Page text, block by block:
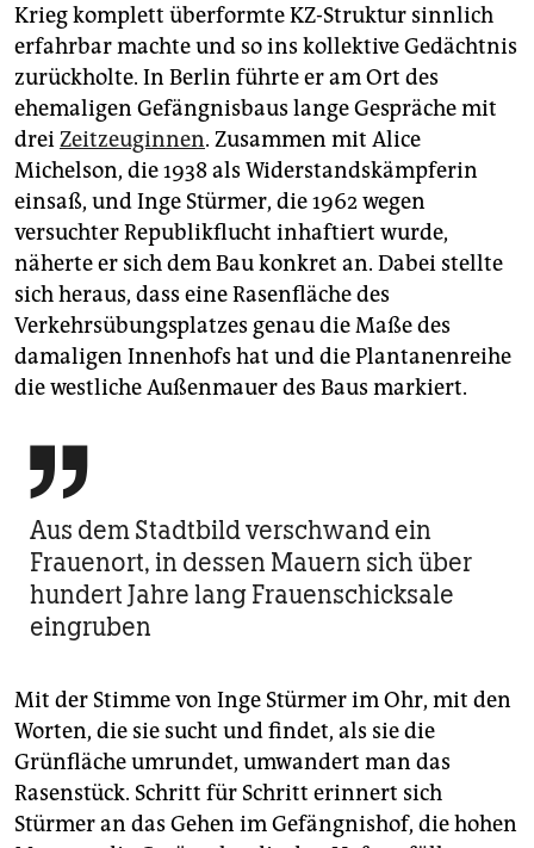
Krieg komplett überformte KZ-Struktur sinnlich
erfahrbar machte und so ins kollektive Gedächtnis
zurückholte. In Berlin führte er am Ort des
ehemaligen Gefängnisbaus lange Gespräche mit
dreiZeitzeuginnen. Zusammen mit Alice
Michelson, die 1938 als Widerstandskämpferin
einsaß, und Inge Stürmer, die 1962 wegen
versuchter Republikflucht inhaftiert wurde,
näherte er sich dem Bau konkret an. Dabei stellte
sich heraus, dass eine Rasenfläche des
Verkehrsübungsplatzes genau die Maße des
damaligen Innenhofs hat und die Plantanenreihe
die westliche Außenmauer des Baus markiert.

Aus dem Stadtbild verschwand ein
Frauenort, in dessen Mauern sich über
hundert Jahre lang Frauenschicksale
eingruben
Mit der Stimme von Inge Stürmer im Ohr, mit den
Worten, die sie sucht und findet, als sie die
Grünfläche umrundet, umwandert man das
Rasenstück. Schritt für Schritt erinnert sich
Stürmer an das Gehen im Gefängnishof, die hohen